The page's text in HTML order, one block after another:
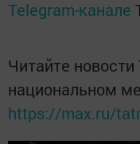
Telegram-канале
Читайте новости
национальном
https://max.ru/